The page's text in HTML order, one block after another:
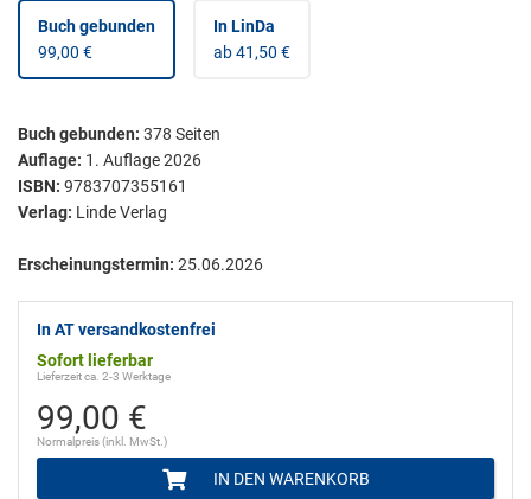
Buch gebunden
99,00 €
In LinDa
ab 41,50 €
Buch gebunden: 378 Seiten
Auflage: 1. Auflage 2026
ISBN: 9783707355161
Verlag: Linde Verlag
Erscheinungstermin: 25.06.2026
In AT versandkostenfrei
Sofort lieferbar
Lieferzeit ca. 2-3 Werktage
99,00 €
Normalpreis (inkl. MwSt.)
IN DEN WARENKORB